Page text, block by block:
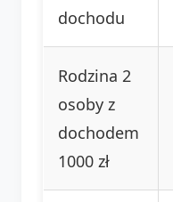
dochodu
Rodzina 2
osoby z
dochodem
1000 zł